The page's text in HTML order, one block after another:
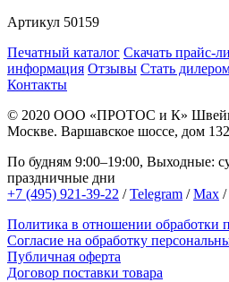
Артикул 50159
Печатный каталог Скачать прайс-
информация Отзывы Стать
Контакты
© 2020 ООО «ПРОТОС и К»
Москве. Варшавское шоссе, дом
По будням 9:00–19:00, Выходные:
праздничные дни
+7 (495) 921-39-22 /Telegram /Max /
Политика в отношении обработки
Согласие на обработку
Публичная оферта
Договор поставки товара